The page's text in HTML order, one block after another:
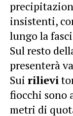
insistenti,
lungo la
Sul resto
presenterà
Sui rilievi
fiocchi sono
metri di